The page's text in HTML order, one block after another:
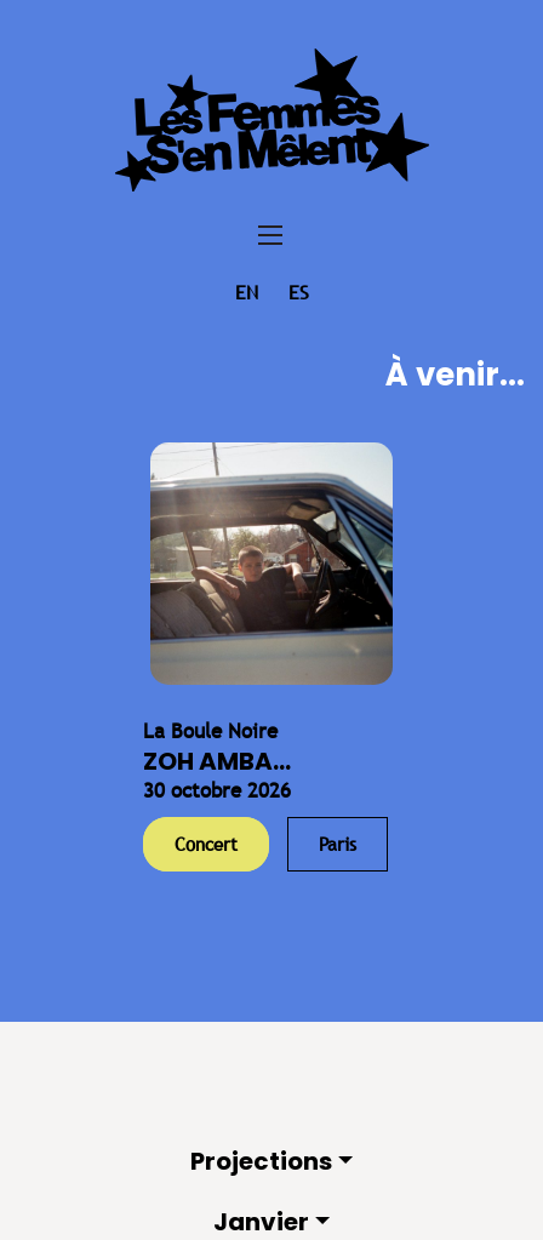
EN ES
À venir...
La Boule Noire
ZOH AMBA...
30 octobre 2026
Concert Paris
Projections
Janvier